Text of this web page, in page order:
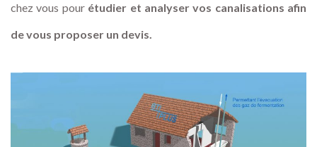
chez vous pour étudier et analyser vos canalisations afin
de vous proposer un devis.